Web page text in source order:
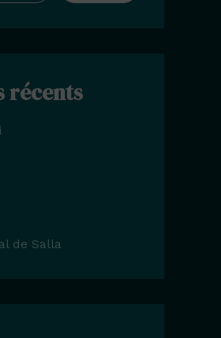
récents
de Salla